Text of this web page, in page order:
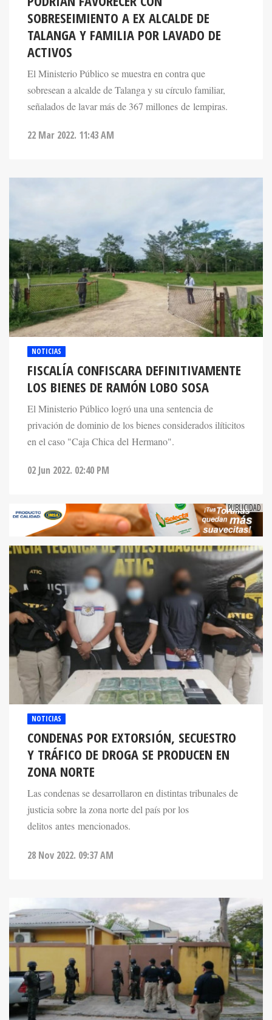
SOBRESEIMIENTO A EX ALCALDE DE
TALANGA Y FAMILIA POR LAVADO DE
ACTIVOS
El Ministerio Público se muestra en contra que
sobresean a alcalde de Talanga y su círculo familiar,
señalados de lavar más de 367 millones de lempiras.
22 Mar 2022. 11:43 AM
NOTICIAS
FISCALÍA CONFISCARA DEFINITIVAMENTE
LOS BIENES DE RAMÓN LOBO SOSA
El Ministerio Público logró una una sentencia de
privación de dominio de los bienes considerados ilíticitos
en el caso "Caja Chica del Hermano".
02 Jun 2022. 02:40 PM
NOTICIAS
CONDENAS POR EXTORSIÓN, SECUESTRO
Y TRÁFICO DE DROGA SE PRODUCEN EN
ZONA NORTE
Las condenas se desarrollaron en distintas tribunales de
justicia sobre la zona norte del país por los
delitos antes mencionados.